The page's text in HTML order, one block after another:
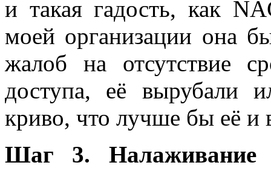
и такая гадость, как
моей организации она
жалоб на отсутствие
доступа, её вырубали
криво, что лучше бы её и
Шаг 3. Налаживание